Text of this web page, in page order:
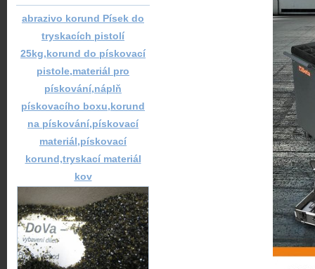
abrazivo korund Písek do
tryskacích pistolí
25kg,korund do pískovací
pistole,materiál pro
pískování,náplň
pískovacího boxu,korund
na pískování,pískovací
materiál,pískovací
korund,tryskací materiál
kov